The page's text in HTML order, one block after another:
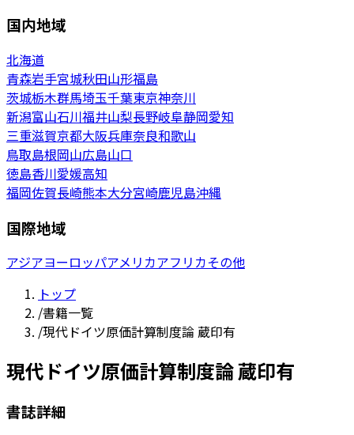
国内地域
北海道
青森岩手宮城秋田山形福島
茨城栃木群馬埼玉千葉東京神奈川
新潟富山石川福井山梨長野岐阜静岡愛知
三重滋賀京都大阪兵庫奈良和歌山
鳥取島根岡山広島山口
徳島香川愛媛高知
福岡佐賀長崎熊本大分宮崎鹿児島沖縄
国際地域
アジアヨーロッパアメリカアフリカその他
トップ
/書籍一覧
/現代ドイツ原価計算制度論 蔵印有
現代ドイツ原価計算制度論 蔵印有
書誌詳細